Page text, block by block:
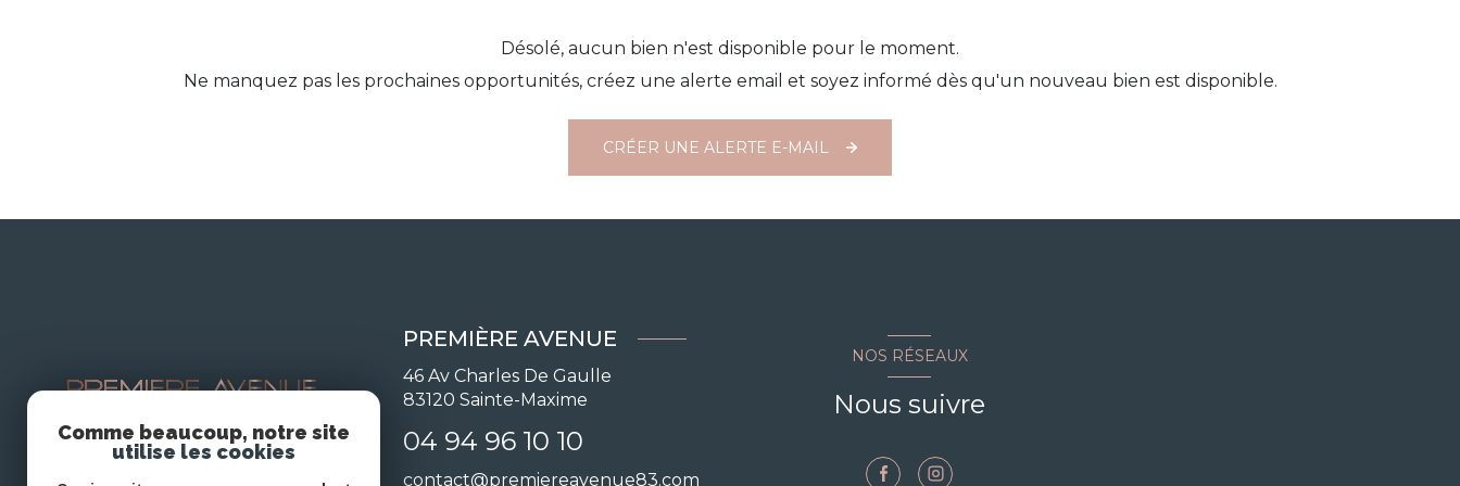
Désolé, aucun bien n'est disponible pour le moment.
Ne manquez pas les prochaines opportunités, créez une alerte email et soyez informé dès qu'un nouveau bien est disponible.
CRÉER UNE ALERTE E-MAIL
PREMIÈRE AVENUE
46 Av Charles De Gaulle
83120 Sainte-Maxime
04 94 96 10 10
contact@premiereavenue83.com
NOS RÉSEAUX
Nous suivre
Comme beaucoup, notre site
utilise les cookies